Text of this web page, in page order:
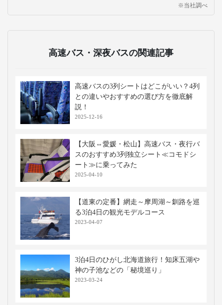
※当社調べ
高速バス・深夜バスの関連記事
高速バスの3列シートはどこがいい？4列
との違いやおすすめの選び方を徹底解
説！
2025-12-16
【大阪⇔愛媛・松山】高速バス・夜行バ
スのおすすめ3列独立シート≪コモドシ
ート≫に乗ってみた
2025-04-10
【道東の定番】網走～摩周湖～釧路を巡
る3泊4日の観光モデルコース
2023-04-07
3泊4日のひがし北海道旅行！知床五湖や
神の子池などの「秘境巡り」
2023-03-24